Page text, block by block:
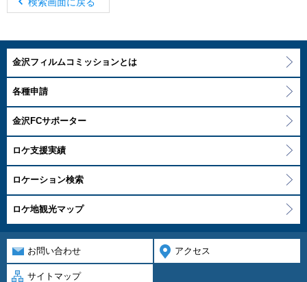
検索画面に戻る
金沢フィルムコミッションとは
各種申請
金沢FCサポーター
ロケ支援実績
ロケーション検索
ロケ地観光マップ
お問い合わせ アクセス
サイトマップ